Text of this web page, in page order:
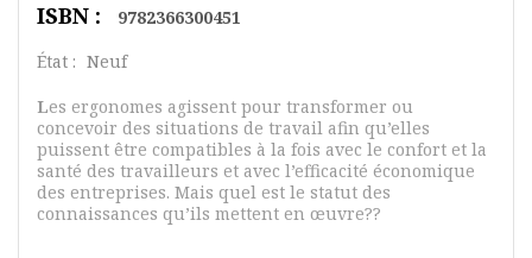
ISBN :
9782366300451
État : Neuf
Les ergonomes agissent pour transformer ou
concevoir des situations de travail afin qu’elles
puissent être compatibles à la fois avec le confort et la
santé des travailleurs et avec l’efficacité économique
des entreprises. Mais quel est le statut des
connaissances qu’ils mettent en œuvre??